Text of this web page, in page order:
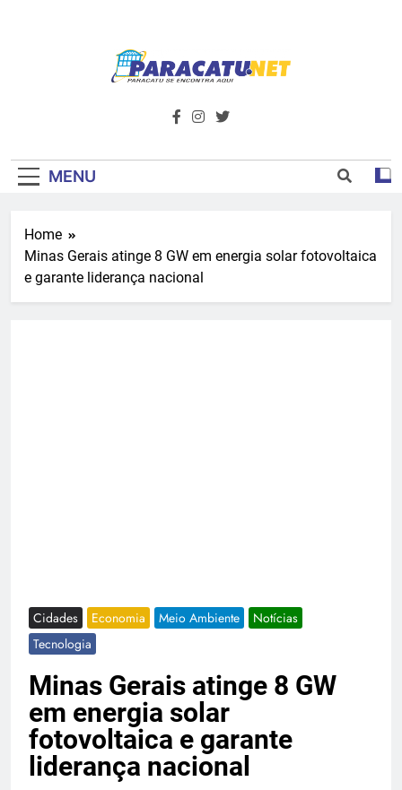
Paracatu.net –
Notícias E
Primeiro Do
Noroeste De
além de tudo sobre esportes e
MENU
Home
Minas Gerais atinge 8 GW em energia solar fotovoltaica
e garante liderança nacional
Cidades Economia Meio Ambiente
Notícias
Tecnologia
Minas Gerais atinge 8 GW
em energia solar
fotovoltaica e garante
liderança nacional